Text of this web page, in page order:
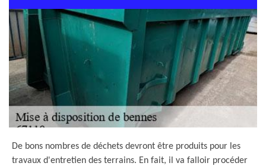
De bons nombres de déchets devront être produits pour les
travaux d'entretien des terrains. En fait, il va falloir procéder